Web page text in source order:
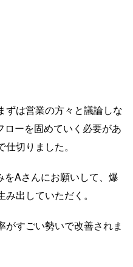
ずは営業の方々と議論しな
ーを固めていく必要があ
切りました。
Aさんにお願いして、爆
出していただく。
すごい勢いで改善されま